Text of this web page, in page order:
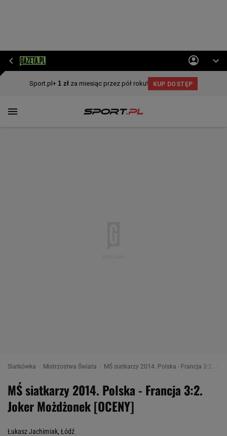
Siatkówka Mistrzostwa Świata MŚ siatkarzy 2014. Polska - Francja 3:2.
MŚ siatkarzy 2014. Polska - Francja 3:2.
Joker Możdżonek [OCENY]
Łukasz Jachimiak, Łódź